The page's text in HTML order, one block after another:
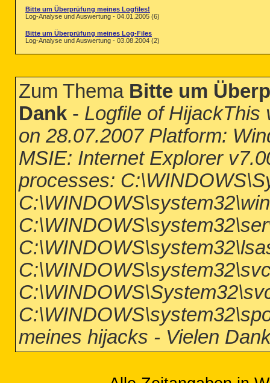
Bitte um Überprüfung meines Logfiles!
Log-Analyse und Auswertung - 04.01.2005 (6)
Bitte um Überprüfung meines Log-Files
Log-Analyse und Auswertung - 03.08.2004 (2)
Zum Thema Bitte um
Dank - Logfile of HijackThis
on 28.07.2007 Platform:
MSIE: Internet Explorer
processes:
meines hijacks - Vielen